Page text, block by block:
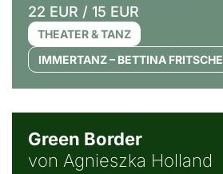
22 EUR / 15 EUR
THEATER & TANZ
IMMERTANZ – BETTINA FRITSCHE
Green Border
von Agnieszka Holland